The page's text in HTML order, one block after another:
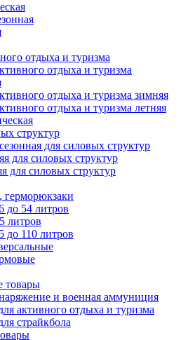
отдыха и туризма
отдыха и туризма
отдыха и туризма зимняя
отдыха и туризма летняя
структур
для силовых структур
для силовых структур
для силовых структур
герморюкзаки
до 54 литров
литров
до 110 литров
товары
и военная аммуниция
активного отдыха и туризма
страйкбола